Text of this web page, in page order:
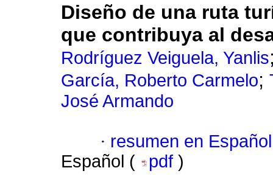
Diseño de una ruta
que contribuya al
Rodríguez Veiguela, Yanlis
García, Roberto Carmelo;
José Armando
· resumen en Español
Español (
pdf )